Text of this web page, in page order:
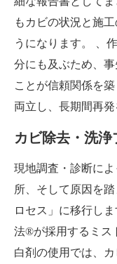
もカビの状況と施
うになります。 、
分にも及ぶため、
ことが信頼関係を
両立し、長期間再
カビ除去・洗浄
現地調査・診断に
所、そして原因を
ロセス」に移行し
法®が採用するミス
白剤の使用では、